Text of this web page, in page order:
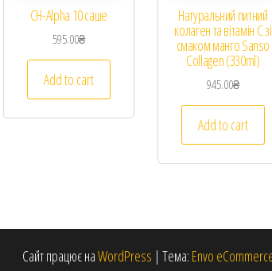
CH-Alpha 10 саше
595.00₴
Add to cart
Натуральний питний
колаген та вітамін C зі
смаком манго Sanso
Collagen (330ml)
945.00₴
Add to cart
Сайт працює наWordPress | Тема: Envo